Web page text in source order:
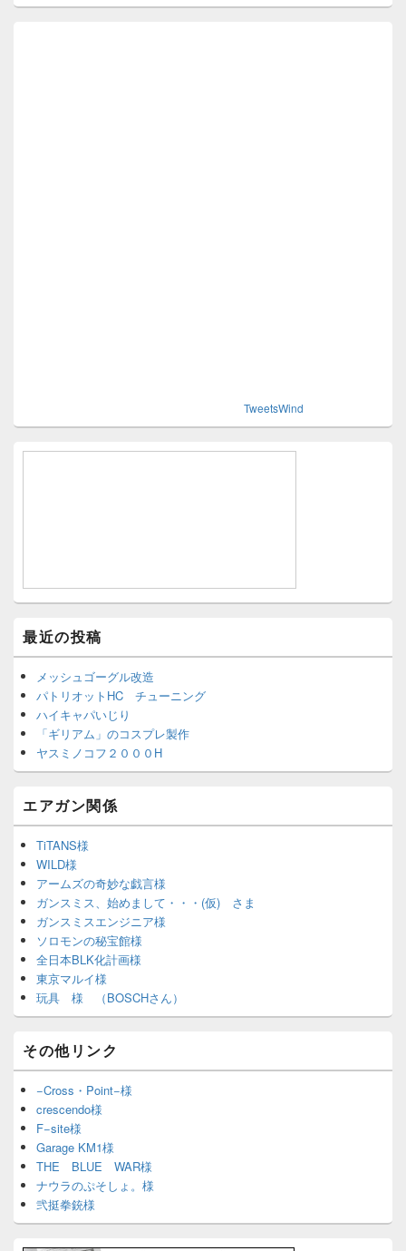
TweetsWind
最近の投稿
メッシュゴーグル改造
パトリオットHC チューニング
ハイキャパいじり
「ギリアム」のコスプレ製作
ヤスミノコフ２０００H
エアガン関係
TiTANS様
WILD様
アームズの奇妙な戯言様
ガンスミス、始めまして・・・(仮) さま
ガンスミスエンジニア様
ソロモンの秘宝館様
全日本BLK化計画様
東京マルイ様
玩具 様 （BOSCHさん）
その他リンク
−Cross・Point−様
crescendo様
F−site様
Garage KM1様
THE BLUE WAR様
ナウラのぷそしょ。様
弐挺拳銃様